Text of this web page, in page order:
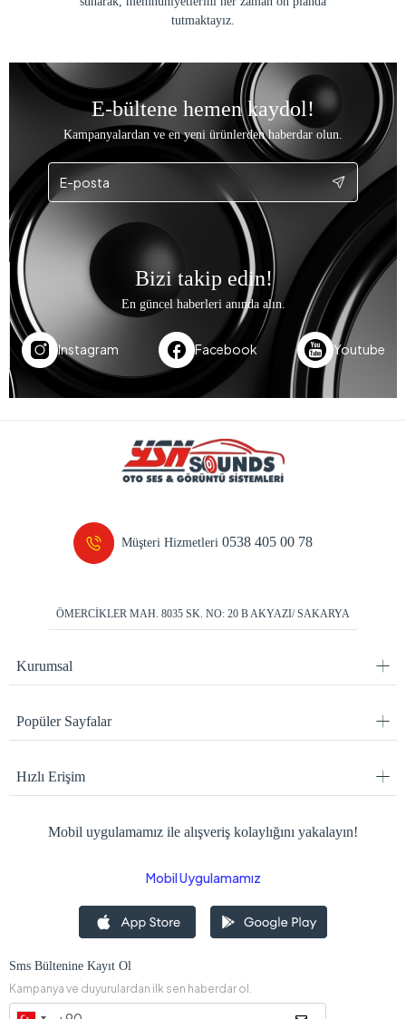
tutmaktayız.
E-bültene hemen kaydol!
Kampanyalardan ve en yeni ürünlerden haberdar olun.
Bizi takip edin!
En güncel haberleri anında alın.
Instagram Facebook Youtube
Müşteri Hizmetleri0538 405 00 78
ÖMERCİKLER MAH. 8035 SK. NO: 20 B AKYAZI/ SAKARYA
Kurumsal
Popüler Sayfalar
Hızlı Erişim
Mobil uygulamamız ile alışveriş kolaylığını yakalayın!
Mobil Uygulamamız
Sms Bültenine Kayıt Ol
Kampanya ve duyurulardan ilk sen haberdar ol.